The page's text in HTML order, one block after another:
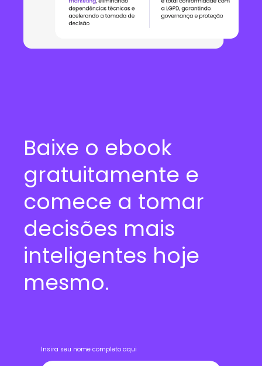
Baixe o ebook
gratuitamente e
comece a tomar
decisões mais
inteligentes hoje
mesmo.
Insira seu nome completo aqui